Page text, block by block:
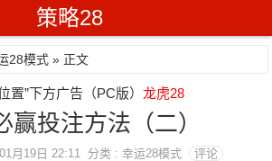
策略28
28模式 » 正文
置”下方广告（PC版）龙虎28
赢投注方法（二）
月19日 22:11 分类 : 幸运28模式 评论